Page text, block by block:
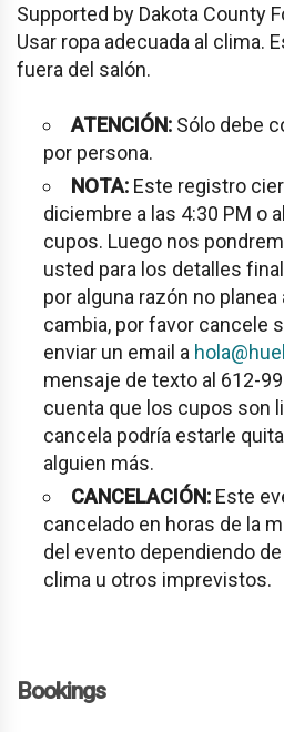
Supported by Dakota County
Usar ropa adecuada al clima.
fuera del salón.
ATENCIÓN: Sólo debe
por persona.
NOTA: Este registro
diciembre a las 4:30 PM o
cupos. Luego nos
usted para los detalles
por alguna razón no
cambia, por favor cancele
enviar un email a hola
mensaje de texto al 612-
cuenta que los cupos son
cancela podría estarle
alguien más.
CANCELACIÓN: Este
cancelado en horas de la
del evento dependiendo
clima u otros imprevistos.
Bookings